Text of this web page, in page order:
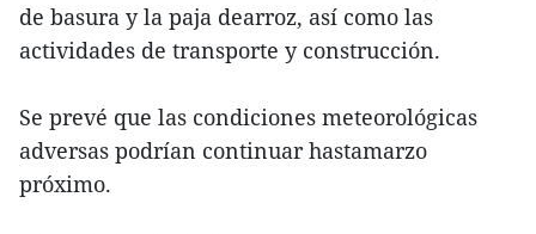
de basura y la paja dearroz, así como las
actividades de transporte y construcción.
Se prevé que las condiciones meteorológicas
adversas podrían continuar hastamarzo
próximo.